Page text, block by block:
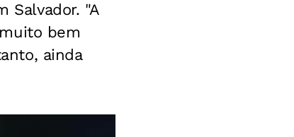
Salvador. "A
bem
ainda